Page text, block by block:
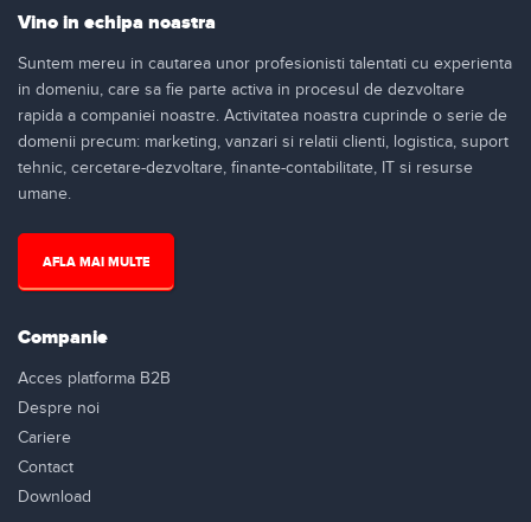
Vino in echipa noastra
Suntem mereu in cautarea unor profesionisti talentati cu experienta
in domeniu, care sa fie parte activa in procesul de dezvoltare
rapida a companiei noastre. Activitatea noastra cuprinde o serie de
domenii precum: marketing, vanzari si relatii clienti, logistica, suport
tehnic, cercetare-dezvoltare, finante-contabilitate, IT si resurse
umane.
AFLA MAI MULTE
Companie
Acces platforma B2B
Despre noi
Cariere
Contact
Download